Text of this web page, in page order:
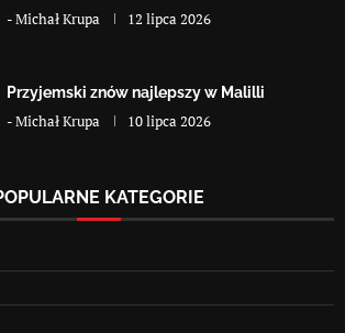
-Michał Krupa 12 lipca 2026
Przyjemski znów najlepszy w Malilli
-Michał Krupa 10 lipca 2026
KATEGORIE